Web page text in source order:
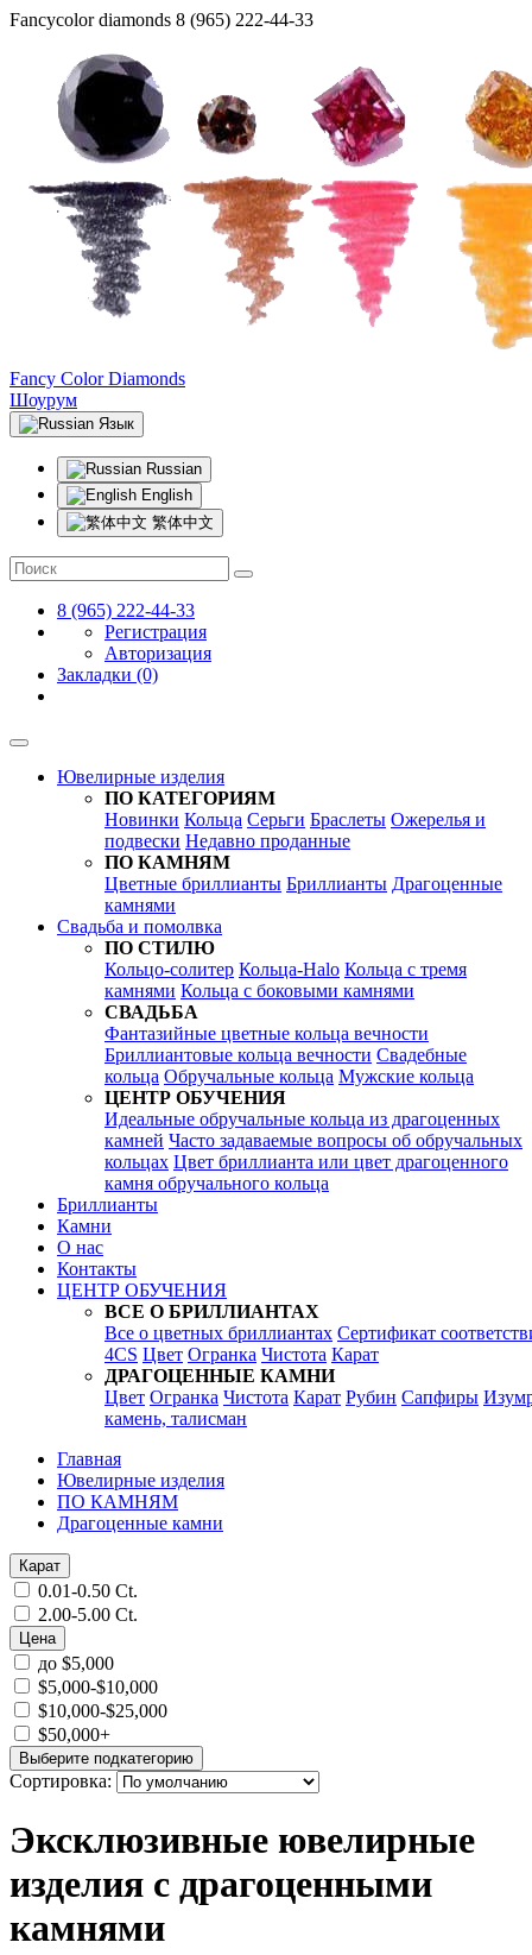
Fancycolor diamonds 8 (965) 222-44-33
Fancy Color Diamonds
Шоурум
Язык
Russian
English
繁体中文
8 (965) 222-44-33
Регистрация
Авторизация
Закладки (0)
Ювелирные изделия
ПО КАТЕГОРИЯМ
Новинки Кольца Серьги Браслеты Ожерелья и
подвески Недавно проданные
ПО КАМНЯМ
Цветные бриллианты Бриллианты Драгоценные
камнями
Свадьба и помолвка
ПО СТИЛЮ
Кольцо-солитер Кольца-Halo Кольца c тремя
камнями Кольца c боковыми камнями
СВАДЬБА
Фантазийные цветные кольца вечности
Бриллиантовые кольца вечности Свадебные
кольца Обручальные кольца Мужские кольца
ЦЕНТР ОБУЧЕНИЯ
Идеальные обручальные кольца из драгоценных
камней Часто задаваемые вопросы об обручальных
кольцах Цвет бриллианта или цвет драгоценного
камня обручального кольца
Бриллианты
Камни
О нас
Контакты
ЦЕНТР ОБУЧЕНИЯ
ВСЕ О БРИЛЛИАНТАХ
Все о цветных бриллиантах Сертификат
4CS Цвет Огранка Чистота Карат
ДРАГОЦЕННЫЕ КАМНИ
Цвет Огранка Чистота Карат Рубин Сапфиры
камень, талисман
Главная
Ювелирные изделия
ПО КАМНЯМ
Драгоценные камни
Карат
0.01-0.50 Ct.
2.00-5.00 Ct.
Цена
до $5,000
$5,000-$10,000
$10,000-$25,000
$50,000+
Выберите подкатегорию
Сортировка:
Эксклюзивные ювелирные
изделия с драгоценными
камнями